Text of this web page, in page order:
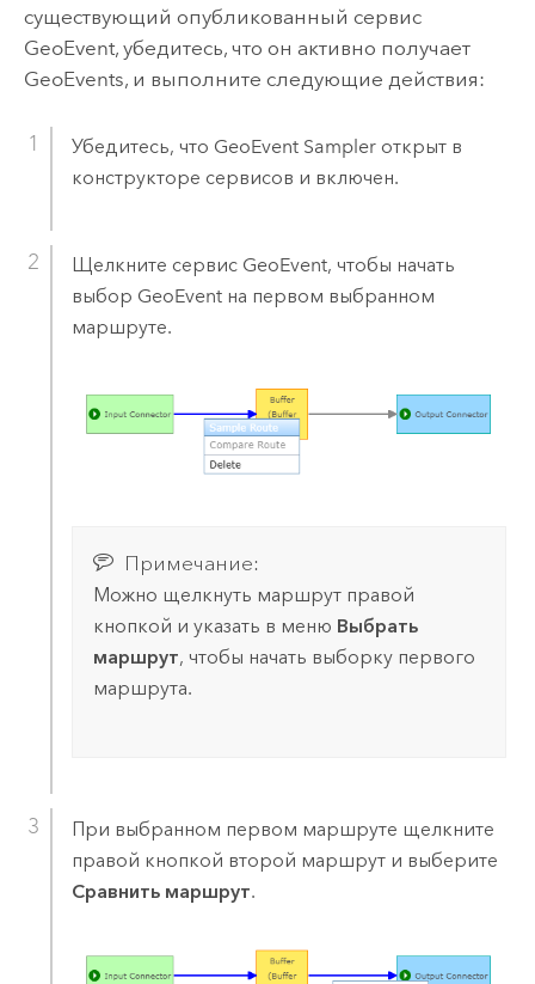
существующий опубликованный сервис
GeoEvent, убедитесь, что он активно получает
GeoEvents, и выполните следующие действия:
Убедитесь, что GeoEvent Sampler открыт в
конструкторе сервисов и включен.
Щелкните сервис GeoEvent, чтобы начать
выбор GeoEvent на первом выбранном
маршруте.
Примечание:
Можно щелкнуть маршрут правой
кнопкой и указать в меню Выбрать
маршрут, чтобы начать выборку первого
маршрута.
При выбранном первом маршруте щелкните
правой кнопкой второй маршрут и выберите
Сравнить маршрут.